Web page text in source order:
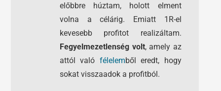
előbbre húztam, holott elment
volna a célárig. Emiatt 1R-el
kevesebb profitot realizáltam.
Fegyelmezetlenség volt, amely az
attól való félelemből eredt, hogy
sokat visszaadok a profitból.